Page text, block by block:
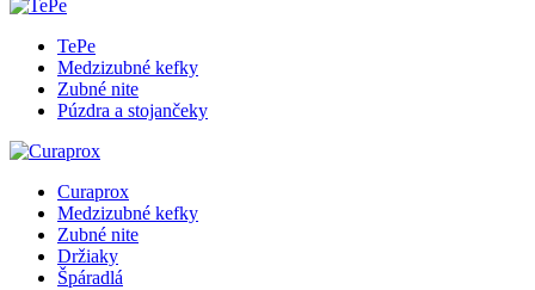
TePe
Medzizubné kefky
Zubné nite
Púzdra a stojančeky
Curaprox
Medzizubné kefky
Zubné nite
Držiaky
Špáradlá